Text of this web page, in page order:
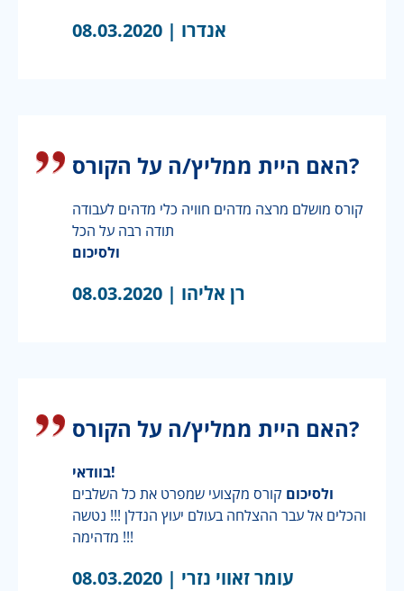
אנדרו | 08.03.2020
האם היית ממליץ/ה על הקורס?
קורס מושלם מרצה מדהים חוויה כלי מדהים לעבודה
תודה רבה על הכל
ולסיכום
רן אליהו | 08.03.2020
האם היית ממליץ/ה על הקורס?
בוודאי!
ולסיכום קורס מקצועי שמפרט את כל השלבים
והכלים אל עבר ההצלחה בעולם יעוץ הנדלן !!! נטשה
מדהימה !!!
עומר זאווי נזרי | 08.03.2020